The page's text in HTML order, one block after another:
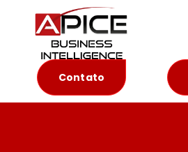
Contato